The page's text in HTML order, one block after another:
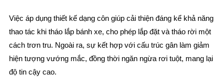
Việc áp dụng thiết kế dạng côn giúp cải thiện đáng kể khả năng
thao tác khi tháo lắp bánh xe, cho phép lắp đặt và tháo rời một
cách trơn tru. Ngoài ra, sự kết hợp với cấu trúc gân làm giảm
hiện tượng vướng mắc, đồng thời ngăn ngừa rơi tuột, mang lại
độ tin cậy cao.